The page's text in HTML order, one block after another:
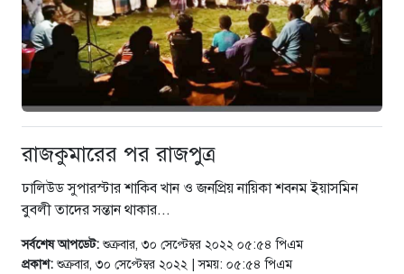
রাজকুমারের পর রাজপুত্র
ঢালিউড সুপারস্টার শাকিব খান ও জনপ্রিয় নায়িকা শবনম ইয়াসমিন
বুবলী তাদের সন্তান থাকার...
সর্বশেষ আপডেট: শুক্রবার, ৩০ সেপ্টেম্বর ২০২২ ০৫:৫৪ পিএম
প্রকাশ: শুক্রবার, ৩০ সেপ্টেম্বর ২০২২ | সময়: ০৫:৫৪ পিএম